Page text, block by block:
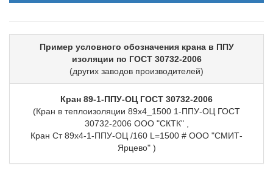
Пример условного обозначения крана в ППУ
изоляции по ГОСТ 30732-2006
(других заводов производителей)
Кран 89-1-ППУ-ОЦ ГОСТ 30732-2006
(Кран в теплоизоляции 89х4_1500 1-ППУ-ОЦ ГОСТ
30732-2006 ООО "СКТК" ,
Кран Ст 89х4-1-ППУ-ОЦ /160 L=1500 # ООО "СМИТ-
Ярцево" )